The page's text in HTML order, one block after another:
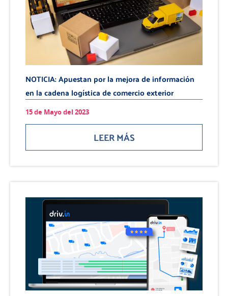
NOTICIA: Apuestan por la mejora de información
en la cadena logística de comercio exterior
15 de Mayo del 2023
LEER MÁS